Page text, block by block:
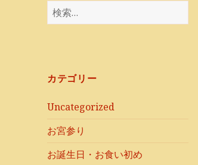
検
索:
カテゴリー
Uncategorized
お宮参り
お誕生日・お食い初め